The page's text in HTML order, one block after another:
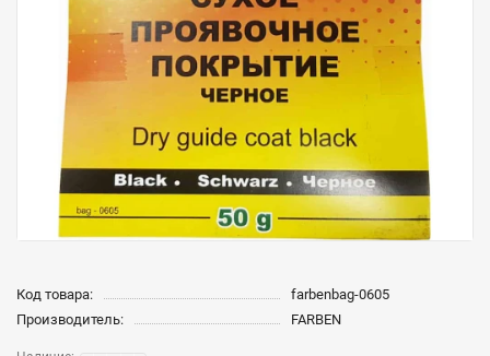
Код товара:
farbenbag-0605
Производитель:
FARBEN